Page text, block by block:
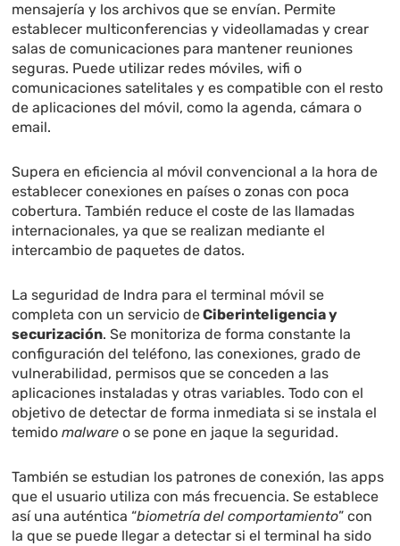
mensajería y los archivos que se envían. Permite
establecer multiconferencias y videollamadas y crear
salas de comunicaciones para mantener reuniones
seguras. Puede utilizar redes móviles, wifi o
comunicaciones satelitales y es compatible con el resto
de aplicaciones del móvil, como la agenda, cámara o
email.
Supera en eficiencia al móvil convencional a la hora de
establecer conexiones en países o zonas con poca
cobertura. También reduce el coste de las llamadas
internacionales, ya que se realizan mediante el
intercambio de paquetes de datos.
La seguridad de Indra para el terminal móvil se
completa con un servicio deCiberinteligencia y
securización. Se monitoriza de forma constante la
configuración del teléfono, las conexiones, grado de
vulnerabilidad, permisos que se conceden a las
aplicaciones instaladas y otras variables. Todo con el
objetivo de detectar de forma inmediata si se instala el
temidomalware o se pone en jaque la seguridad.
También se estudian los patrones de conexión, las apps
que el usuario utiliza con más frecuencia. Se establece
así una auténtica “biometría del comportamiento” con
la que se puede llegar a detectar si el terminal ha sido